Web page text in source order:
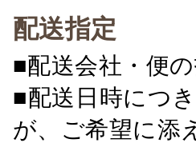
配送指定
■配送会社・便
■配送日時につ
が、ご希望に添